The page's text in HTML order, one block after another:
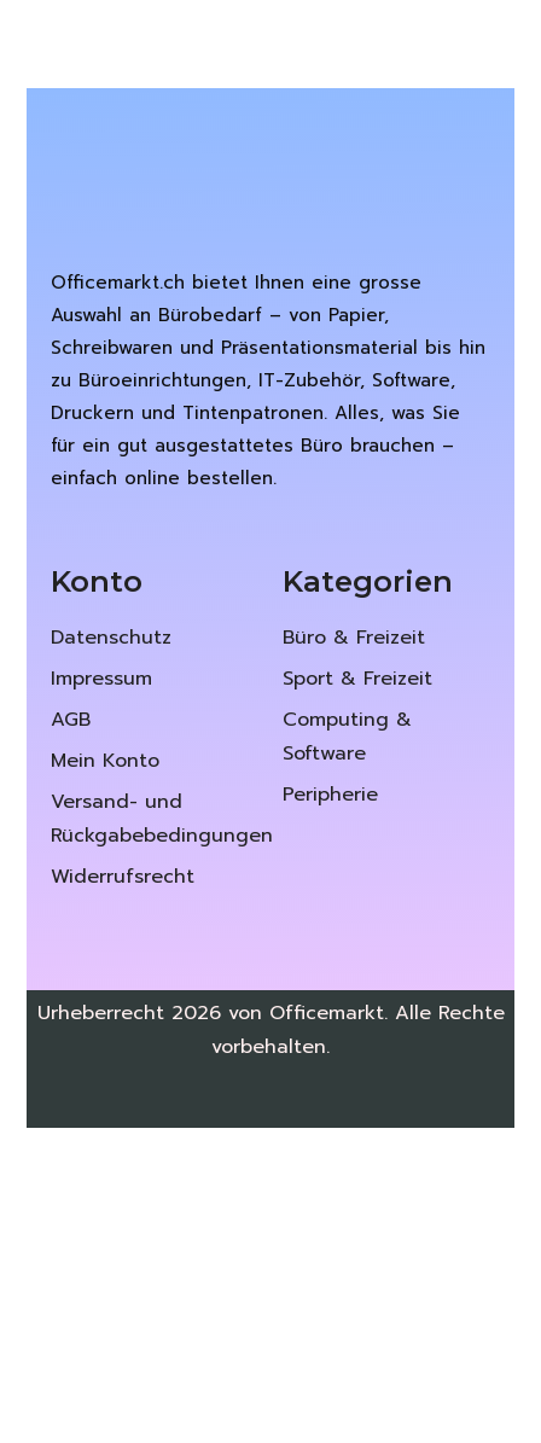
Officemarkt.ch bietet Ihnen eine grosse
Auswahl an Bürobedarf – von Papier,
Schreibwaren und Präsentationsmaterial bis hin
zu Büroeinrichtungen, IT-Zubehör, Software,
Druckern und Tintenpatronen. Alles, was Sie
für ein gut ausgestattetes Büro brauchen –
einfach online bestellen.
Konto
Datenschutz
Impressum
AGB
Mein Konto
Versand- und
Rückgabebedingungen
Widerrufsrecht
Kategorien
Büro & Freizeit
Sport & Freizeit
Computing &
Software
Peripherie
Urheberrecht 2026 von Officemarkt. Alle Rechte
vorbehalten.